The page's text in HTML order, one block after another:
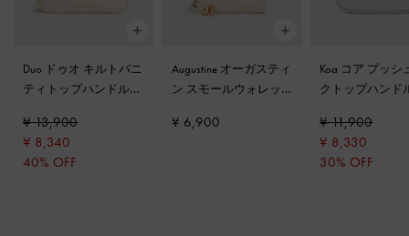
Duo ドゥオ キルトバニ
ティトップハンドルバ
¥ 13,900
¥ 8,340
40% OFF
Augustine オーガスティ
ン スモールウォレッ
¥ 6,900
Koa コア プッシ
クトップハンド
¥ 11,900
¥ 8,330
30% OFF